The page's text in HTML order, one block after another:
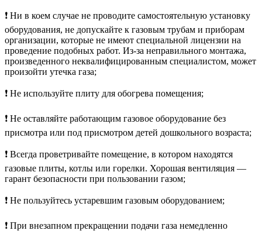
❗️ Ни в коем случае не проводите самостоятельную установку
оборудования, не допускайте к газовым трубам и приборам
организации, которые не имеют специальной лицензии на
проведение подобных работ. Из-за неправильного монтажа,
произведенного неквалифицированным специалистом, может
произойти утечка газа;
❗️ Не используйте плиту для обогрева помещения;
❗️ Не оставляйте работающим газовое оборудование без
присмотра или под присмотром детей дошкольного возраста;
❗️ Всегда проветривайте помещение, в котором находятся
газовые плиты, котлы или горелки. Хорошая вентиляция —
гарант безопасности при пользовании газом;
❗️ Не пользуйтесь устаревшим газовым оборудованием;
❗️ При внезапном прекращении подачи газа немедленно